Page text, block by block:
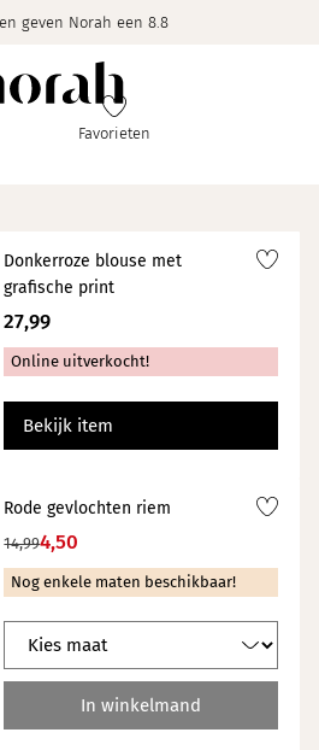
geven Norah een 8.8
Favorieten
Donkerroze blouse met
grafische print
27,99
Online uitverkocht!
Bekijk item
Rode gevlochten riem
14,994,50
Nog enkele maten beschikbaar!
In winkelmand